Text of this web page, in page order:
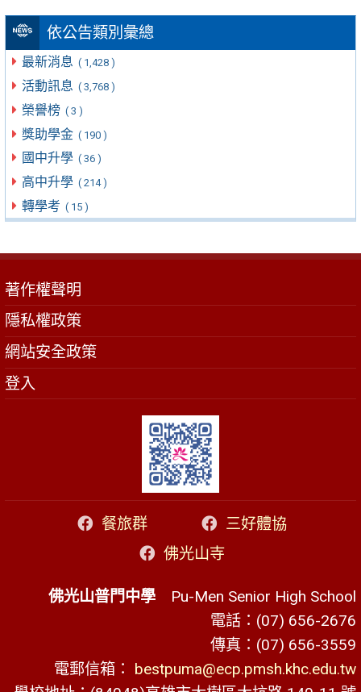
依公告類別彙總
最新消息 ( 1,428 )
活動訊息 ( 3,768 )
榮譽榜 ( 3 )
獎助學金 ( 190 )
國中升學 ( 36 )
高中升學 ( 214 )
轉學考 ( 15 )
著作權聲明
隱私權政策
網站安全政策
登入
餐旅群
三好體協
佛光山寺
佛光山普門中學 Pu-Men Senior High School
電話：(07) 656-2676
傳真：(07) 656-3559
電郵信箱： bestpuma@ecp.pmsh.khc.edu.tw